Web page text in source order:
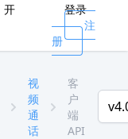
开
登录
注
册
视
频
通
话
客
户
端
API